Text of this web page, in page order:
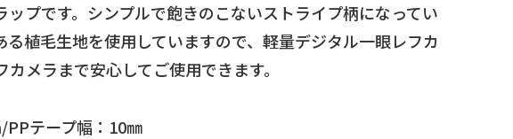
プです。シンプルで飽きのこないストライプ柄になってい
植毛生地を使用していますので、軽量デジタル一眼レフカ
メラまで安心してご使用できます。
テープ幅：10㎜